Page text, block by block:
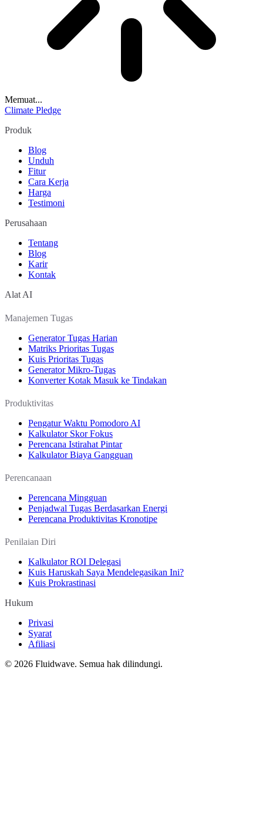
Memuat...
Climate Pledge
Produk
Blog
Unduh
Fitur
Cara Kerja
Harga
Testimoni
Perusahaan
Tentang
Blog
Karir
Kontak
Alat AI
Manajemen Tugas
Generator Tugas Harian
Matriks Prioritas Tugas
Kuis Prioritas Tugas
Generator Mikro-Tugas
Konverter Kotak Masuk ke Tindakan
Produktivitas
Pengatur Waktu Pomodoro AI
Kalkulator Skor Fokus
Perencana Istirahat Pintar
Kalkulator Biaya Gangguan
Perencanaan
Perencana Mingguan
Penjadwal Tugas Berdasarkan Energi
Perencana Produktivitas Kronotipe
Penilaian Diri
Kalkulator ROI Delegasi
Kuis Haruskah Saya Mendelegasikan Ini?
Kuis Prokrastinasi
Hukum
Privasi
Syarat
Afiliasi
© 2026 Fluidwave. Semua hak dilindungi.